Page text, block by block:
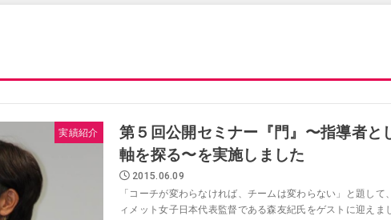
実績紹介
第５回公開セミナー『門』〜指導者と
軸を探る〜を実施しました
2015.06.09
「コーチが変わらなければ、チームは変わらない」と題して
ィメット女子日本代表監督である森友紀氏をゲストに迎えま